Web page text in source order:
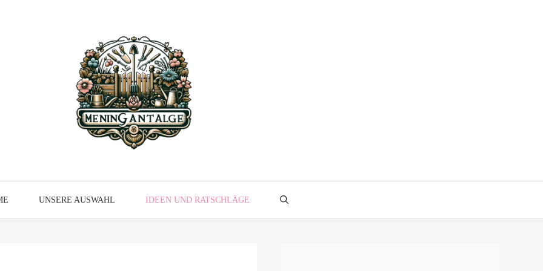
UNSERE AUSWAHL IDEEN UND RATSCHLÄGE